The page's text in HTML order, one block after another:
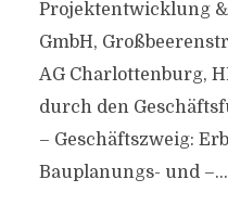
Projektentwicklung
GmbH,
AG Charlottenburg,
durch den
– Geschäftszweig:
Bauplanungs- und –...